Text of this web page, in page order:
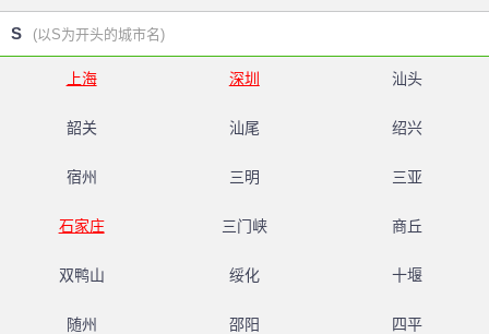
S (以S为开头的城市名)
上海 深圳 汕头
韶关 汕尾 绍兴
宿州 三明 三亚
石家庄 三门峡 商丘
双鸭山 绥化 十堰
随州 邵阳 四平